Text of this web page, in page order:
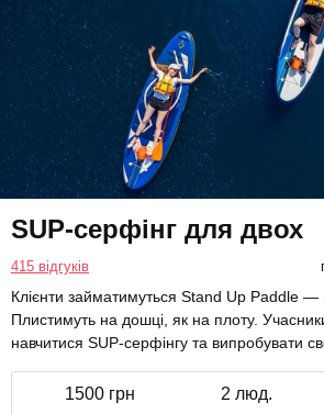
SUP-серфінг для двох
415 відгуків
Клієнти займатимуться Stand Up Paddle —
Плистимуть на дошці, як на плоту.
навчитися SUP-серфінгу та випробувати
1500 грн 2 люд.